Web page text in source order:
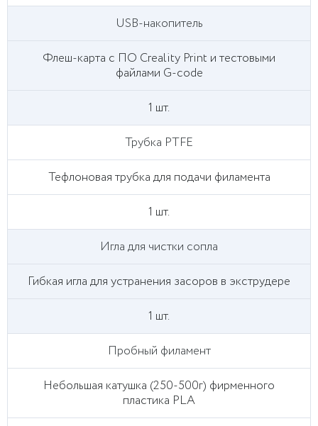
USB-накопитель
Флеш-карта с ПО Creality Print и тестовыми
файлами G-code
1 шт.
Трубка PTFE
Тефлоновая трубка для подачи филамента
1 шт.
Игла для чистки сопла
Гибкая игла для устранения засоров в экструдере
1 шт.
Пробный филамент
Небольшая катушка (250-500г) фирменного
пластика PLA